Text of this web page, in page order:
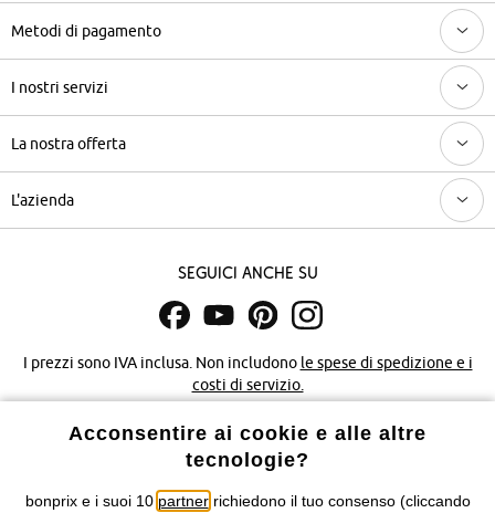
Metodi di pagamento
I nostri servizi
La nostra offerta
L'azienda
Seguici anche su
I prezzi sono IVA inclusa. Non includono le spese di spedizione e i
costi di servizio.
Condizioni di vendita Accessibilità
Informativa privacy e cookie
Acconsentire ai cookie e alle altre
tecnologie?
bonprix e i suoi 10 partnerrichiedono il tuo consenso (cliccando